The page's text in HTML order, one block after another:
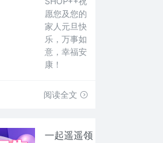
愿您及您的
家人元旦快
乐，万事如
意，幸福安
康！
阅读全文
一起遥遥领